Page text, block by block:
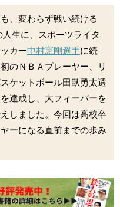
部
、変わらず戦い続ける
生に、スポーツライタ
カー中村憲剛選手に続
のＮＢＡプレーヤー、リ
ケットボール田臥勇太選
達成し、大フィーバーを
しました。今回は高校卒
ーになる直前までの歩み